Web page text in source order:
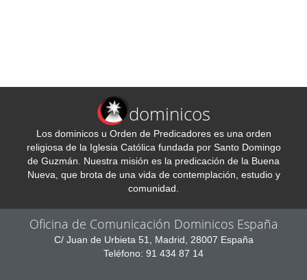
dominicos
Los dominicos u Orden de Predicadores es una orden
religiosa de la Iglesia Católica fundada por Santo Domingo
de Guzmán. Nuestra misión es la predicación de la Buena
Nueva, que brota de una vida de contemplación, estudio y
comunidad.
Oficina de Comunicación Dominicos España
C/ Juan de Urbieta 51, Madrid, 28007 España
Teléfono: 91 434 87 14